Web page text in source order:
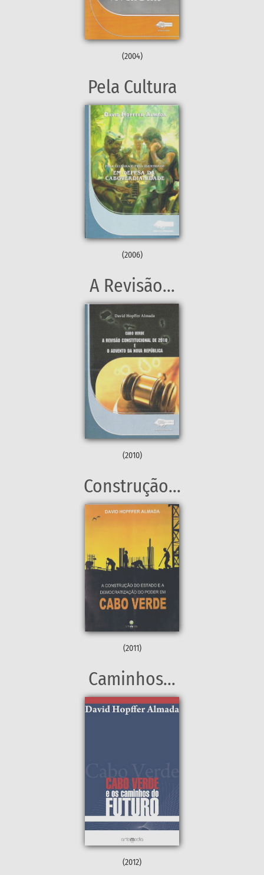
(2004)
Pela Cultura
(2006)
A Revisão...
(2010)
Construção...
(2011)
Caminhos...
(2012)